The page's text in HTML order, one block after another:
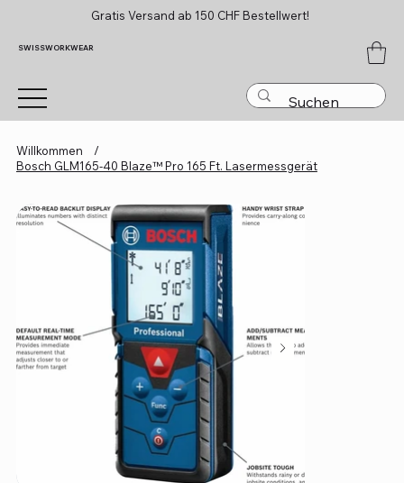
Gratis Versand ab 150 CHF Bestellwert!
SWISSWORKWEAR
Willkommen
/
Bosch GLM165-40 Blaze™ Pro 165 Ft. Lasermessgerät